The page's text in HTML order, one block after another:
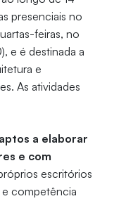
presenciais no
feiras, no
e é destinada a
e
As atividades
a elaborar
e com
escritórios
competência